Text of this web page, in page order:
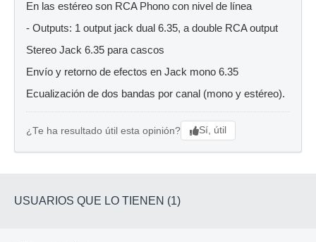
En las estéreo son RCA Phono con nivel de línea
- Outputs: 1 output jack dual 6.35, a double RCA output
Stereo Jack 6.35 para cascos
Envío y retorno de efectos en Jack mono 6.35
Ecualización de dos bandas por canal (mono y estéreo).
¿Te ha resultado útil esta opinión? Sí, útil
USUARIOS QUE LO TIENEN (1)